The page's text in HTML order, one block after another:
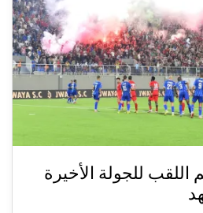
للجولة الأخيرة